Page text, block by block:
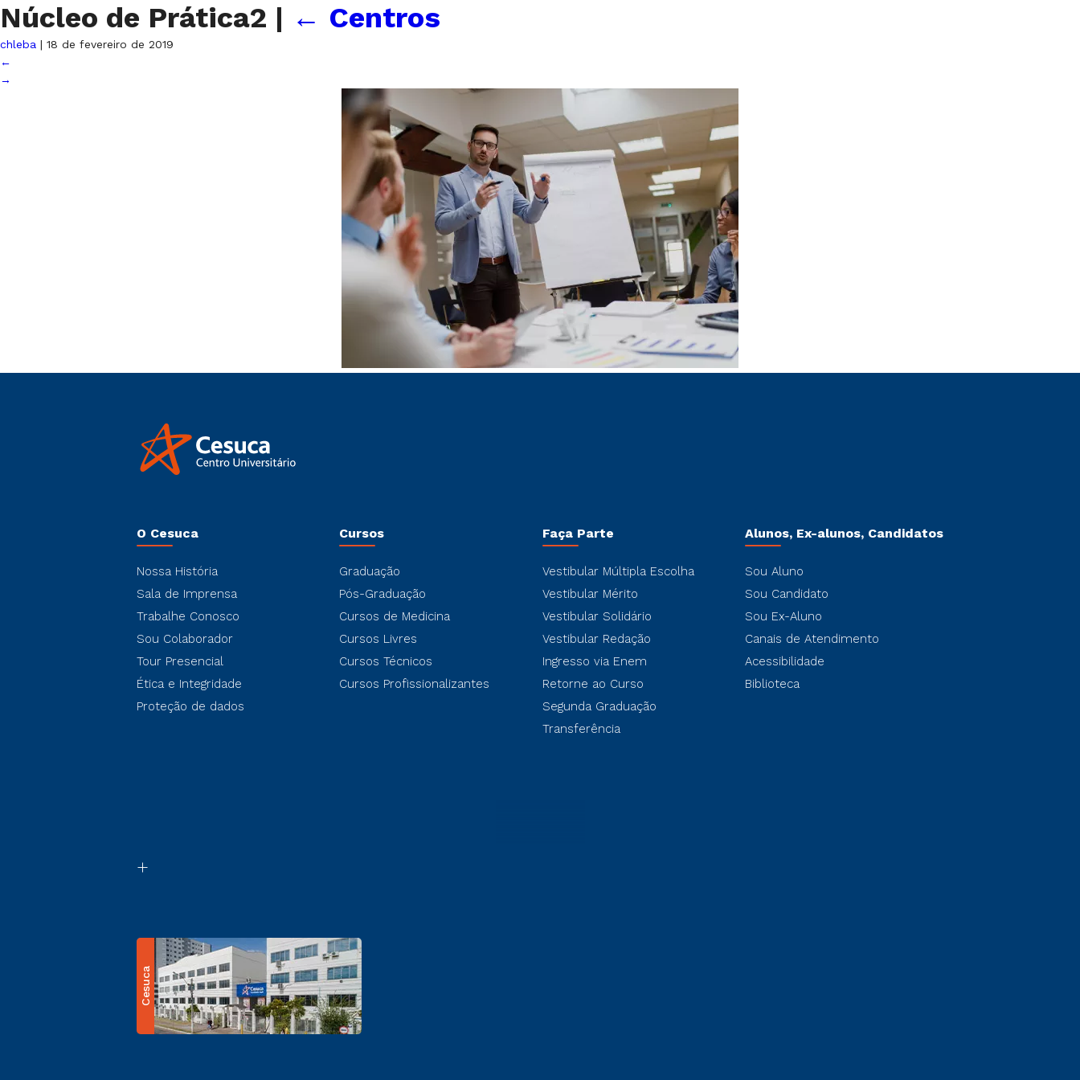
Núcleo de Prática2 | ← Centros
chleba | 18 de fevereiro de 2019
←
→
O Cesuca
Nossa História
Sala de Imprensa
Trabalhe Conosco
Sou Colaborador
Tour Presencial
Ética e Integridade
Proteção de dados
Cursos
Graduação
Pós-Graduação
Cursos de Medicina
Cursos Livres
Cursos Técnicos
Cursos Profissionalizantes
Faça Parte
Vestibular Múltipla Escolha
Vestibular Mérito
Vestibular Solidário
Vestibular Redação
Ingresso via Enem
Retorne ao Curso
Segunda Graduação
Transferência
Alunos, Ex-alunos, Candidatos
Sou Aluno
Sou Candidato
Sou Ex-Aluno
Canais de Atendimento
Acessibilidade
Biblioteca
Cesuca